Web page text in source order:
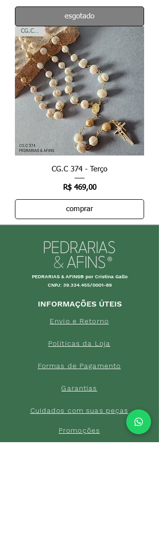
esgotado
CG.C 374
CG.C 374 - Terço
Preço
R$ 469,00
comprar
PEDRARIAS & AFINS® por Cristina Gallo
CNPJ: 39.334.455/0001-89
INFORMAÇÕES ÚTEIS
Envio e Retorno
Políticas da Loja
Formas de Paga mento
Garantias
Cuidados com suas peças
Promoções